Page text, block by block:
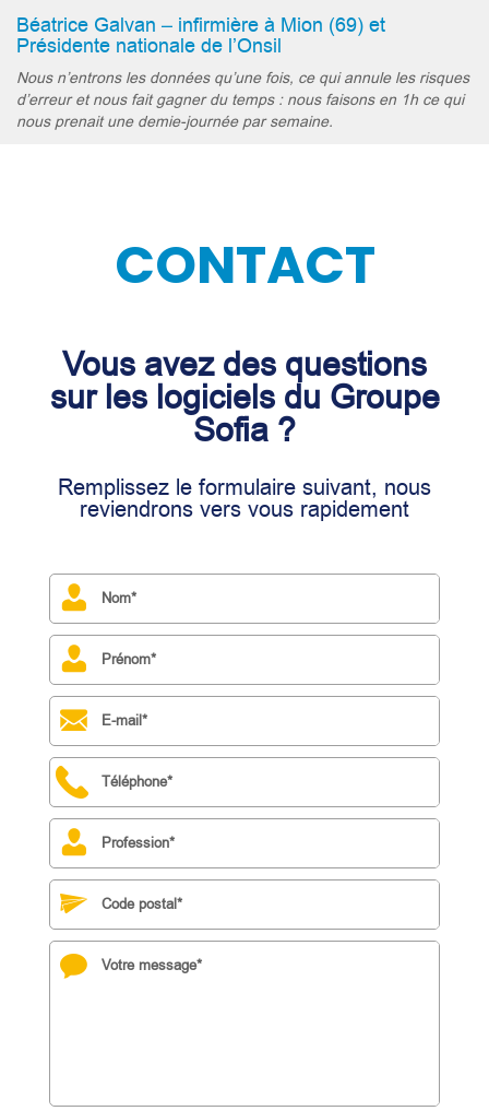
Béatrice Galvan – infirmière à Mion (69) et
Présidente nationale de l’Onsil
Nous n’entrons les données qu’une fois, ce qui annule les risques
d’erreur et nous fait gagner du temps : nous faisons en 1h ce qui
nous prenait une demie-journée par semaine.
CONTACT
Vous avez des questions
sur les logiciels du Groupe
Sofia ?
Remplissez le formulaire suivant, nous
reviendrons vers vous rapidement